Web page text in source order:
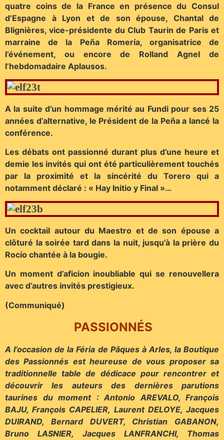
quatre coins de la France en présence du Consul
d’Espagne à Lyon et de son épouse, Chantal de
Blignières, vice-présidente du Club Taurin de Paris et
marraine de la Peña Romería, organisatrice de
l’événement, ou encore de Rolland Agnel de
l’hebdomadaire Aplausos.
A la suite d’un hommage mérité au Fundi pour ses 25
années d’alternative, le Président de la Peña a lancé la
conférence.
Les débats ont passionné durant plus d’une heure et
demie les invités qui ont été particulièrement touchés
par la proximité et la sincérité du Torero qui a
notamment déclaré : « Hay Initio y Final »…
Un cocktail autour du Maestro et de son épouse a
clôturé la soirée tard dans la nuit, jusqu’à la prière du
Rocío chantée à la bougie.
Un moment d’aficion inoubliable qui se renouvellera
avec d’autres invités prestigieux.
(Communiqué)
PASSIONNÉS
A l’occasion de la Féria de Pâques à Arles, la Boutique
des Passionnés est heureuse de vous proposer sa
traditionnelle table de dédicace pour rencontrer et
découvrir les auteurs des dernières parutions
taurines du moment : Antonio AREVALO, François
BAJU, François CAPELIER, Laurent DELOYE, Jacques
DUIRAND, Bernard DUVERT, Christian GABANON,
Bruno LASNIER, Jacques LANFRANCHI, Thomas